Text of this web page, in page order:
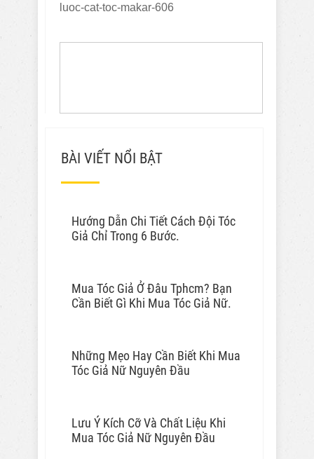
luoc-cat-toc-makar-606
BÀI VIẾT NỔI BẬT
Hướng Dẫn Chi Tiết Cách Đội Tóc
Giả Chỉ Trong 6 Bước.
Mua Tóc Giả Ở Đâu Tphcm? Bạn
Cần Biết Gì Khi Mua Tóc Giả Nữ.
Những Mẹo Hay Cần Biết Khi Mua
Tóc Giả Nữ Nguyên Đầu
Lưu Ý Kích Cỡ Và Chất Liệu Khi
Mua Tóc Giả Nữ Nguyên Đầu